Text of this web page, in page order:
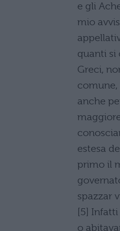
e gli
mio
quanti si
Greci,
comune,
anche
estesa
primo il
spazzar
[5]
o